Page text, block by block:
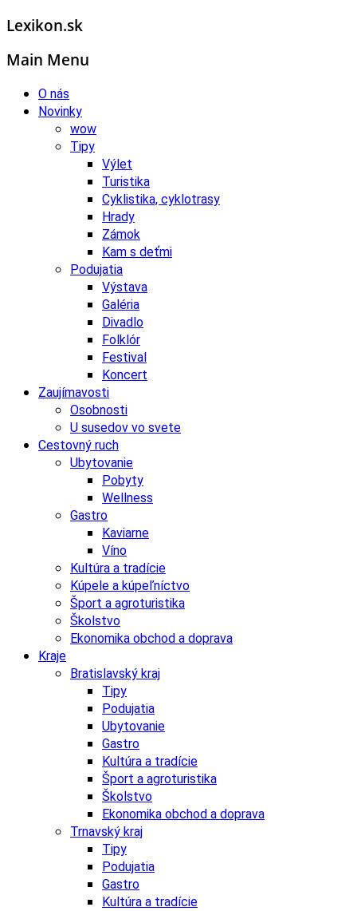
Lexikon.sk
Main Menu
O nás
Novinky
wow
Tipy
Výlet
Turistika
Cyklistika, cyklotrasy
Hrady
Zámok
Kam s deťmi
Podujatia
Výstava
Galéria
Divadlo
Folklór
Festival
Koncert
Zaujímavosti
Osobnosti
U susedov vo svete
Cestovný ruch
Ubytovanie
Pobyty
Wellness
Gastro
Kaviarne
Víno
Kultúra a tradície
Kúpele a kúpeľníctvo
Šport a agroturistika
Školstvo
Ekonomika obchod a doprava
Kraje
Bratislavský kraj
Tipy
Podujatia
Ubytovanie
Gastro
Kultúra a tradície
Šport a agroturistika
Školstvo
Ekonomika obchod a doprava
Trnavský kraj
Tipy
Podujatia
Gastro
Kultúra a tradície